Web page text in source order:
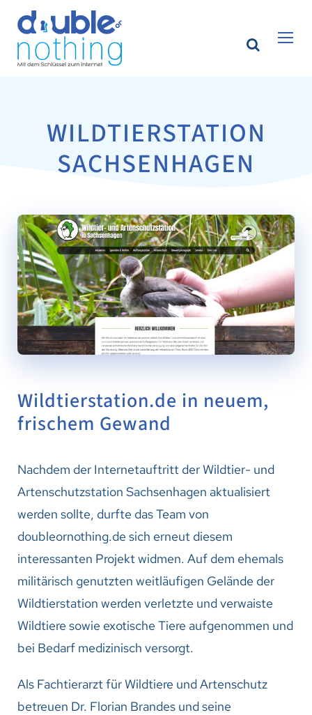
WILDTIERSTATION
SACHSENHAGEN
Wildtierstation.de in neuem,
frischem Gewand
Nachdem der Internetauftritt der Wildtier- und
Artenschutzstation Sachsenhagen aktualisiert
werden sollte, durfte das Team von
doubleornothing.de sich erneut diesem
interessanten Projekt widmen. Auf dem ehemals
militärisch genutzten weitläufigen Gelände der
Wildtierstation werden verletzte und verwaiste
Wildtiere sowie exotische Tiere aufgenommen und
bei Bedarf medizinisch versorgt.
Als Fachtierarzt für Wildtiere und Artenschutz
betreuen Dr. Florian Brandes und seine